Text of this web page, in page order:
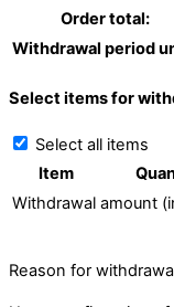
Order total:
Withdrawal period
Select items for
Select all items
Item
Withdrawal amount
Reason for